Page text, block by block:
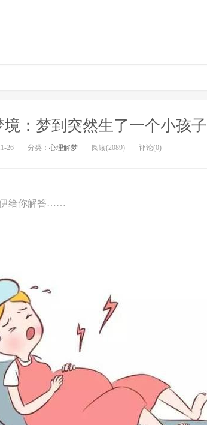
境：梦到突然生了一个小孩子
26 分类： 心理解梦 阅读(2089) 评论(0)
伊给你解答……